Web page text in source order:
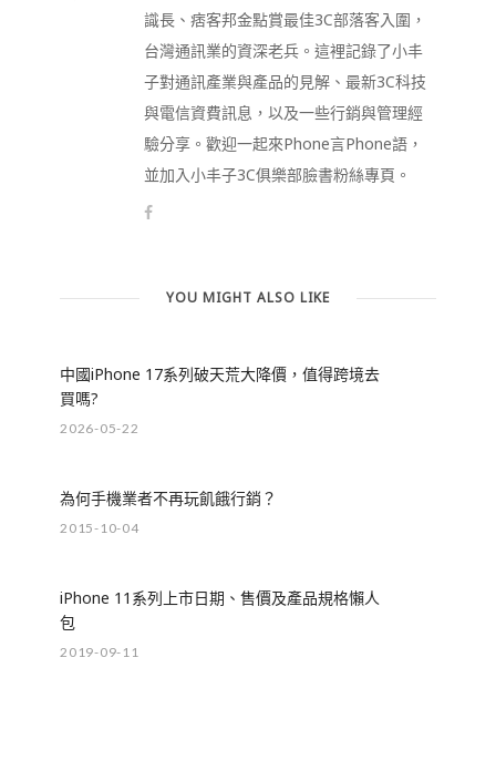
識長、痞客邦金點賞最佳3C部落客入圍，
台灣通訊業的資深老兵。這裡記錄了小丰
子對通訊產業與產品的見解、最新3C科技
與電信資費訊息，以及一些行銷與管理經
驗分享。歡迎一起來Phone言Phone語，
並加入小丰子3C俱樂部臉書粉絲專頁。
YOU MIGHT ALSO LIKE
中國iPhone 17系列破天荒大降價，值得跨境去
買嗎?
2026-05-22
為何手機業者不再玩飢餓行銷？
2015-10-04
iPhone 11系列上市日期、售價及產品規格懶人
包
2019-09-11